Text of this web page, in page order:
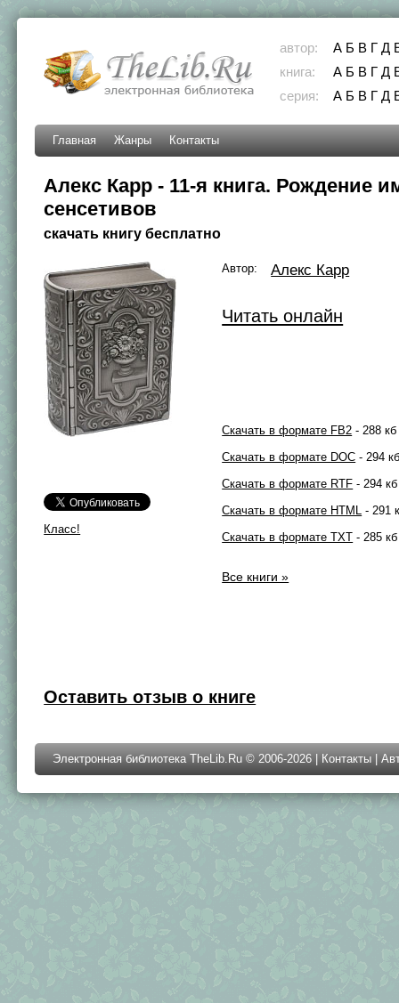
автор: А Б В Г Д
книга:
А Б В Г Д
серия:
А Б В Г Д
Главная Жанры Контакты
Алекс Карр - 11-я книга. Рождение
сенсетивов
скачать книгу бесплатно
Класс!
Автор: Алекс Карр
Читать онлайн
Скачать в формате FB2 - 288 кб
Скачать в формате DOC - 294
Скачать в формате RTF - 294 кб
Скачать в формате HTML - 291
Скачать в формате TXT - 285 кб
Все книги »
Оставить отзыв о книге
Электронная библиотека TheLib.Ru © 2006-2026 | Контакты |